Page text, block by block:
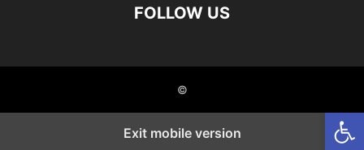
FOLLOW US
©
Exit mobile version